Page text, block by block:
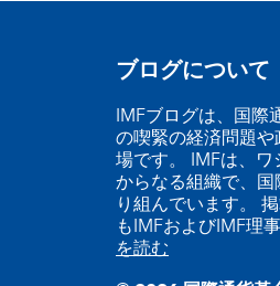
ブログについて
IMFブログは、国際
の喫緊の経済問題
場です。 IMFは、
からなる組織で、
り組んでいます。
もIMFおよびIMF理
を読む